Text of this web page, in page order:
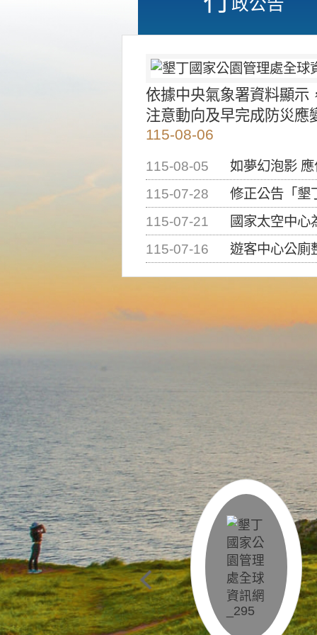
依據中央氣象署資料顯示
注意動向及早完成防災應
115-08-06
115-08-05
如夢幻泡影
115-07-28
修正公告「墾丁國家公
115-07-21
國家太空中心為辦理
115-07-16
遊客中心公廁